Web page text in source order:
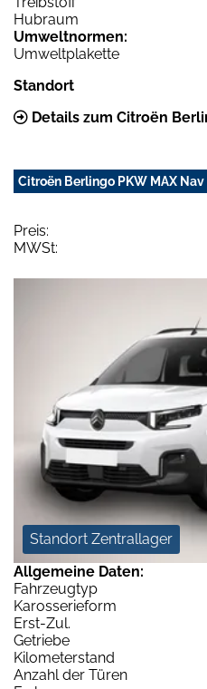
Hubraum
Umweltnormen:
Umweltplakette
Standort
Details zum Citroën
Citroën Berlingo PKW MAX
Preis:
MWSt:
Standort Zentrallager
Allgemeine Daten:
Fahrzeugtyp
Karosserieform
Erst-Zul.
Getriebe
Kilometerstand
Anzahl der Türen